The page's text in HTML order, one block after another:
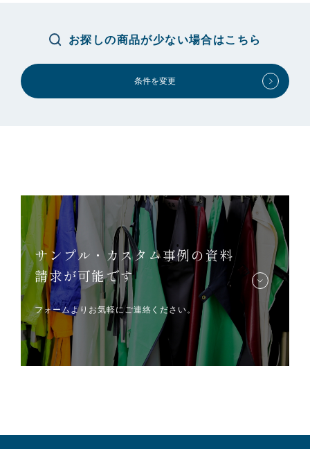
お探しの商品が少ない場合はこちら
条件を変更
サンプル・カスタム事例の資料
請求が可能です
フォームよりお気軽にご連絡ください。